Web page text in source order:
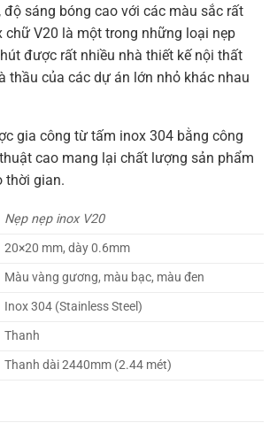
độ sáng bóng cao với các màu sắc rất
chữ V20 là một trong những loại nẹp
được rất nhiều nhà thiết kế nội thất
thầu của các dự án lớn nhỏ khác nhau
gia công từ tấm inox 304 bằng công
cao mang lại chất lượng sản phẩm
thời gian.
Nẹp nẹp inox V20
20×20 mm, dày 0.6mm
Màu vàng gương, màu bạc, màu đen
Inox 304 (Stainless Steel)
Thanh
Thanh dài 2440mm (2.44 mét)